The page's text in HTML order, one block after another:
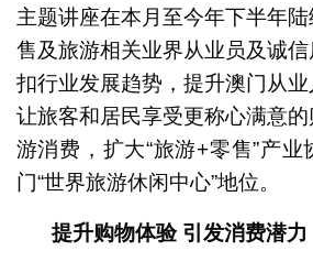
主题讲座在本月至今年下半年
售及旅游相关业界从业员及诚
扣行业发展趋势，提升澳门从业
让旅客和居民享受更称心满意
游消费，扩大“旅游+零售”产
门“世界旅游休闲中心”地位。
提升购物体验 引发消费潜力